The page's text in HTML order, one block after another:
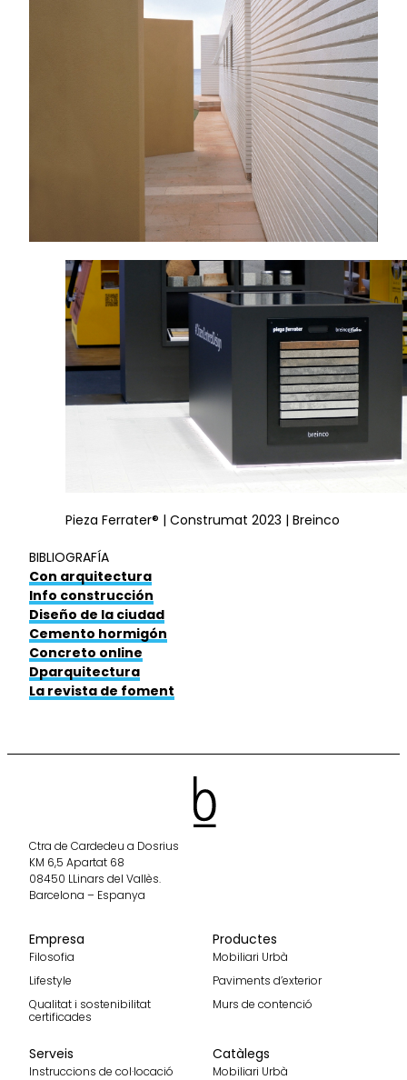
Pieza Ferrater® | Construmat 2023 | Breinco
BIBLIOGRAFÍA
Con arquitectura
Info construcción
Diseño de la ciudad
Cemento hormigón
Concreto online
Dparquitectura
La revista de foment
Ctra de Cardedeu a Dosrius
KM 6,5 Apartat 68
08450 LLinars del Vallès.
Barcelona – Espanya
Empresa
Filosofia
Lifestyle
Qualitat i sostenibilitat
certificades
Productes
Mobiliari Urbà
Paviments d’exterior
Murs de contenció
Serveis
Instruccions de col·locació
Catàlegs
Mobiliari Urbà